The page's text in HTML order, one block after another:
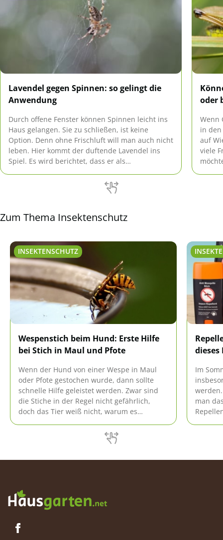
Lavendel gegen Spinnen: so gelingt die
Anwendung
Durch offene Fenster können Spinnen leicht ins
Haus gelangen. Sie zu schließen, ist keine
Option. Denn ohne Frischluft will man auch nicht
leben. Hier kommt der duftende Lavendel ins
Spiel. Es wird berichtet, dass er als
oder
Wenn
in
auf
viele
Zum Thema Insektenschutz
INSEKTENSCHUTZ
Wespenstich beim Hund: Erste Hilfe
bei Stich in Maul und Pfote
Wenn der Hund von einer Wespe in Maul
oder Pfote gestochen wurde, dann sollte
schnelle Hilfe geleistet werden. Zwar sind
die Stiche in der Regel nicht gefährlich,
doch das Tier weiß nicht, warum es
schnell wie möglich gestillt werden.
Im
man